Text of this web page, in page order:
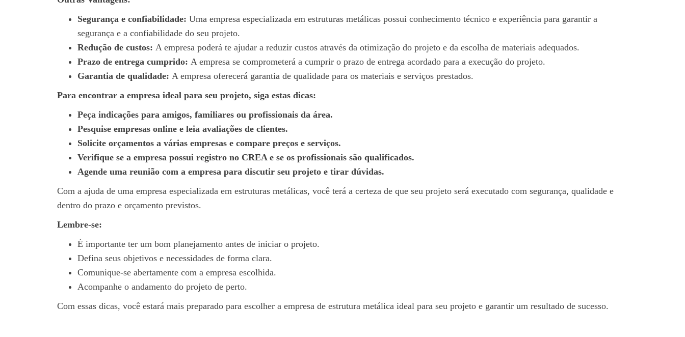
Segurança e confiabilidade: Uma empresa especializada em estruturas metálicas possui conhecimento técnico e experiência para garantir a
segurança e a confiabilidade do seu projeto.
Redução de custos: A empresa poderá te ajudar a reduzir custos através da otimização do projeto e da escolha de materiais adequados.
Prazo de entrega cumprido: A empresa se comprometerá a cumprir o prazo de entrega acordado para a execução do projeto.
Garantia de qualidade: A empresa oferecerá garantia de qualidade para os materiais e serviços prestados.
Para encontrar a empresa ideal para seu projeto, siga estas dicas:
Peça indicações para amigos, familiares ou profissionais da área.
Pesquise empresas online e leia avaliações de clientes.
Solicite orçamentos a várias empresas e compare preços e serviços.
Verifique se a empresa possui registro no CREA e se os profissionais são qualificados.
Agende uma reunião com a empresa para discutir seu projeto e tirar dúvidas.
Com a ajuda de uma empresa especializada em estruturas metálicas, você terá a certeza de que seu projeto será executado com segurança, qualidade e
dentro do prazo e orçamento previstos.
Lembre-se:
É importante ter um bom planejamento antes de iniciar o projeto.
Defina seus objetivos e necessidades de forma clara.
Comunique-se abertamente com a empresa escolhida.
Acompanhe o andamento do projeto de perto.
Com essas dicas, você estará mais preparado para escolher a empresa de estrutura metálica ideal para seu projeto e garantir um resultado de sucesso.